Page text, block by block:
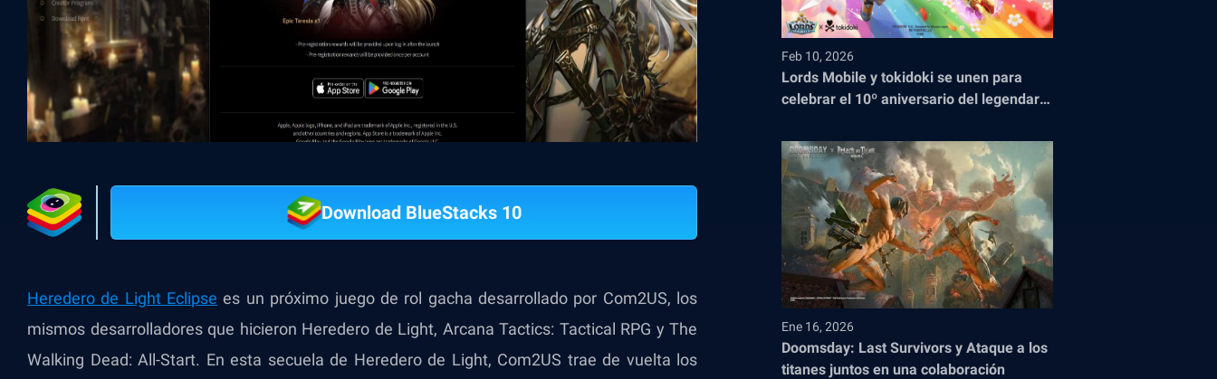
Download BlueStacks 10
Heredero de Light Eclipse es un próximo juego de rol gacha desarrollado por Com2US, los
mismos desarrolladores que hicieron Heredero de Light, Arcana Tactics: Tactical RPG y The
Walking Dead: All-Start. En esta secuela de Heredero de Light, Com2US trae de vuelta los
Feb 10, 2026
Lords Mobile y tokidoki se unen para
celebrar el 10º aniversario del legendario
Ene 16, 2026
Doomsday: Last Survivors y Ataque a los
titanes juntos en una colaboración